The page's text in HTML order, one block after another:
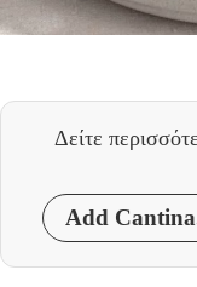
Δείτε
Add